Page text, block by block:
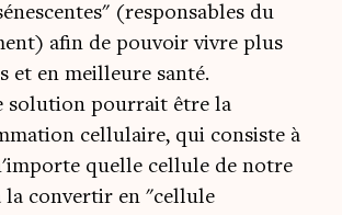
(responsables du
afin de pouvoir vivre plus
et en meilleure santé.
solution pourrait être la
cellulaire, qui consiste à
quelle cellule de notre
la convertir en "cellule